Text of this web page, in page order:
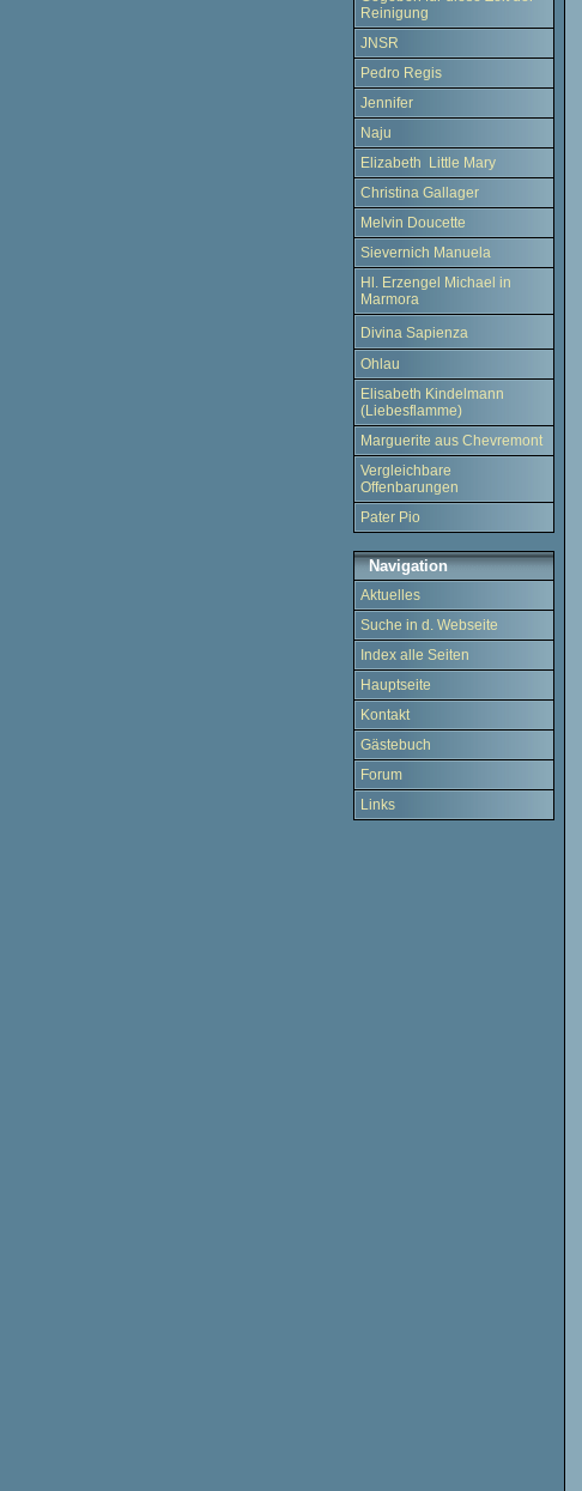
Reinigung
JNSR
Pedro Regis
Jennifer
Naju
Elizabeth Little Mary
Christina Gallager
Melvin Doucette
Sievernich Manuela
Hl. Erzengel Michael in
Marmora
Divina Sapienza
Ohlau
Elisabeth Kindelmann
(Liebesflamme)
Marguerite aus Chevremont
Vergleichbare
Offenbarungen
Pater Pio
Navigation
Aktuelles
Suche in d. Webseite
Index alle Seiten
Hauptseite
Kontakt
Gästebuch
Forum
Links